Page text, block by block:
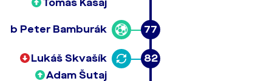
Tomáš Kašaj
77
Peter Bamburák
82
Lukáš Skvašík
Adam Šutaj